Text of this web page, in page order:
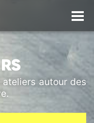
autour des